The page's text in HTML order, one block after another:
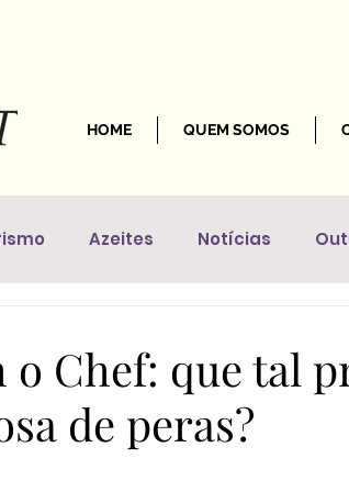
HOME QUEM SOMOS
Azeites Notícias
o Chef: que tal
de peras?